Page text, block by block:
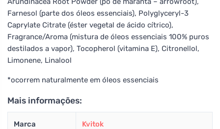
Farnesol (parte dos óleos essenciais), Polyglyceryl-3
Caprylate Citrate (éster vegetal de ácido cítrico),
Fragrance/Aroma (mistura de óleos essenciais 100% puros
destilados a vapor), Tocopherol (vitamina E), Citronellol,
Limonene, Linalool
*ocorrem naturalmente em óleos essenciais
Mais informações:
Marca Kvitok